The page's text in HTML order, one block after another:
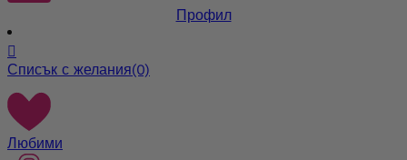
Профил

Списък с желания(0)
Любими